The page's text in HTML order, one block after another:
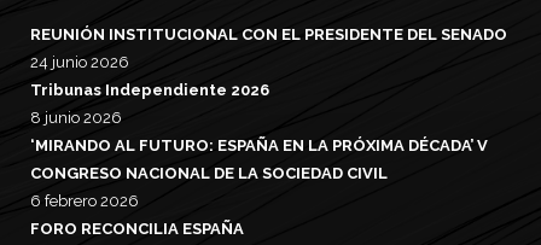
REUNIÓN INSTITUCIONAL CON EL PRESIDENTE DEL SENADO
24 junio 2026
Tribunas Independiente 2026
8 junio 2026
‘MIRANDO AL FUTURO: ESPAÑA EN LA PRÓXIMA DÉCADA’ V
CONGRESO NACIONAL DE LA SOCIEDAD CIVIL
6 febrero 2026
FORO RECONCILIA ESPAÑA